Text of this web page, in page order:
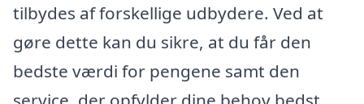
tilbydes af forskellige udbydere. Ved at
gøre dette kan du sikre, at du får den
bedste værdi for pengene samt den